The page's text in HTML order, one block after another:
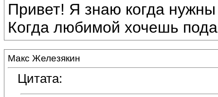
Привет! Я знаю когда
Когда любимой хочешь
Макс Железякин
Цитата: